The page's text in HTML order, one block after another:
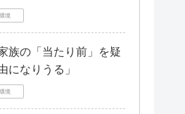
境
族の「当たり前」を疑
になりうる」
境